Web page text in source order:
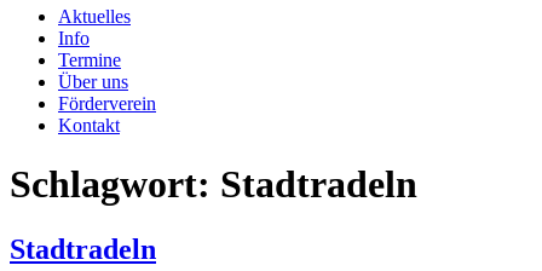
Aktuelles
Info
Termine
Über uns
Förderverein
Kontakt
Schlagwort: Stadtradeln
Stadtradeln